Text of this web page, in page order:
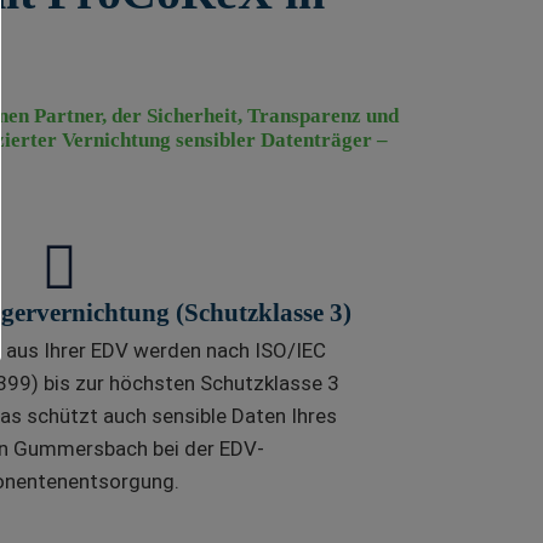
Partner, der Sicherheit, Transparenz und
Vernichtung sensibler Datenträger –
(Schutzklasse 3)
Ihrer EDV werden nach ISO/IEC
bis zur höchsten Schutzklasse 3
schützt auch sensible Daten Ihres
Gummersbach bei der EDV-